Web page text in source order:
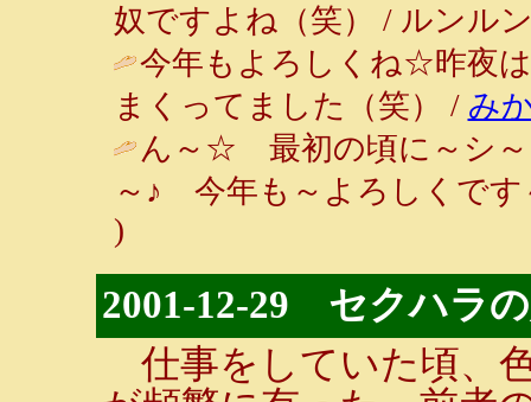
奴ですよね（笑） / ルンル
今年もよろしくね☆昨夜
まくってました（笑） / み
ん～☆ 最初の頃に～シ
～♪ 今年も～よろしくで
)
2001-12-29 セクハラ
仕事をしていた頃、